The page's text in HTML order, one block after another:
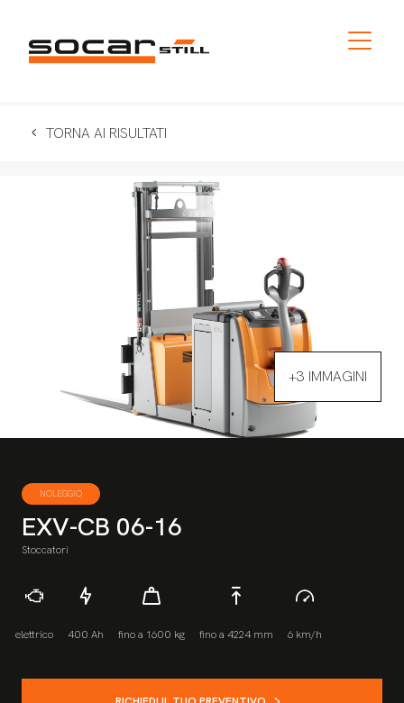
TORNA AI RISULTATI
+3 IMMAGINI
NOLEGGIO
EXV-CB 06-16
Stoccatori
elettrico 400 Ah fino a 1600 kg fino a 4224 mm 6 km/h